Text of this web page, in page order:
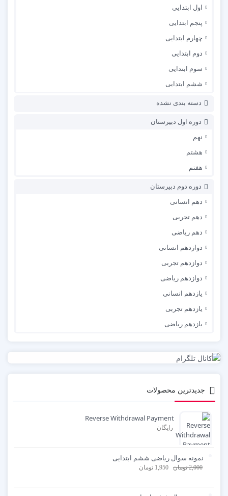
اول ابتدایی
پنجم ابتدایی
چهارم ابتدایی
دوم ابتدایی
سوم ابتدایی
ششم ابتدایی
دسته بندی نشده
دوره اول دبیرستان
نهم
هشتم
هفتم
دوره دوم دبیرستان
دهم انسانی
دهم تجربی
دهم ریاضی
دوازدهم انسانی
دوازدهم تجربی
دوازدهم ریاضی
یازدهم انسانی
یازدهم تجربی
یازدهم ریاضی
جدیدترین محصولات
Reverse Withdrawal Payment
رایگان
نمونه سوال ریاضی ششم ابتدایی
2,000 تومان 1,950 تومان